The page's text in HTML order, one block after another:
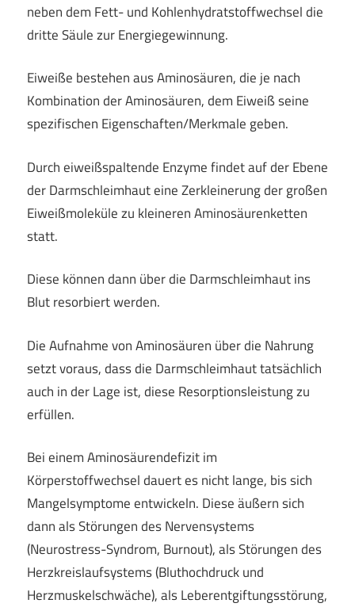
neben dem Fett- und Kohlenhydratstoffwechsel die
dritte Säule zur Energiegewinnung.
Eiweiße bestehen aus Aminosäuren, die je nach
Kombination der Aminosäuren, dem Eiweiß seine
spezifischen Eigenschaften/Merkmale geben.
Durch eiweißspaltende Enzyme findet auf der Ebene
der Darmschleimhaut eine Zerkleinerung der großen
Eiweißmoleküle zu kleineren Aminosäurenketten
statt.
Diese können dann über die Darmschleimhaut ins
Blut resorbiert werden.
Die Aufnahme von Aminosäuren über die Nahrung
setzt voraus, dass die Darmschleimhaut tatsächlich
auch in der Lage ist, diese Resorptionsleistung zu
erfüllen.
Bei einem Aminosäurendefizit im
Körperstoffwechsel dauert es nicht lange, bis sich
Mangelsymptome entwickeln. Diese äußern sich
dann als Störungen des Nervensystems
(Neurostress-Syndrom, Burnout), als Störungen des
Herzkreislaufsystems (Bluthochdruck und
Herzmuskelschwäche), als Leberentgiftungsstörung,